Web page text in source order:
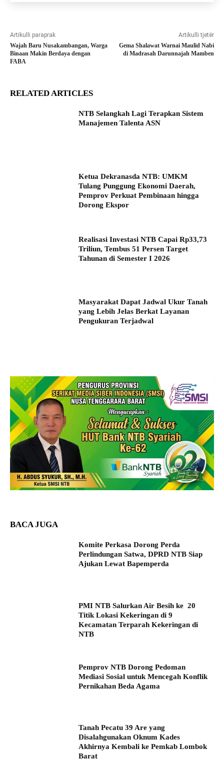
Artikulli paraprak
Wajah Baru Nusakambangan, Warga
Binaan Makin Berdaya dengan
FABA
Artikulli tjetër
Gema Shalawat Warnai Maulid Nabi
di Madrasah Darunnajah Mamben
RELATED ARTICLES
NTB Selangkah Lagi Terapkan Sistem
Manajemen Talenta ASN
Ketua Dekranasda NTB: UMKM
Tulang Punggung Ekonomi Daerah,
Pemprov Perkuat Pembinaan hingga
Dorong Ekspor
Realisasi Investasi NTB Capai Rp33,73
Triliun, Tembus 51 Persen Target
Tahunan di Semester I 2026
Masyarakat Dapat Jadwal Ukur Tanah
yang Lebih Jelas Berkat Layanan
Pengukuran Terjadwal
BACA JUGA
Komite Perkasa Dorong Perda
Perlindungan Satwa, DPRD NTB Siap
Ajukan Lewat Bapemperda
PMI NTB Salurkan Air Besih ke 20
Titik Lokasi Kekeringan di 9
Kecamatan Terparah Kekeringan di
NTB
Pemprov NTB Dorong Pedoman
Mediasi Sosial untuk Mencegah Konflik
Pernikahan Beda Agama
Tanah Pecatu 39 Are yang
Disalahgunakan Oknum Kades
Akhirnya Kembali ke Pemkab Lombok
Barat